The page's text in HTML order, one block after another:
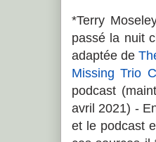
*Terry
passé la nuit
adaptée de
Missing Trio
podcast
avril 2021) -
et le podcast